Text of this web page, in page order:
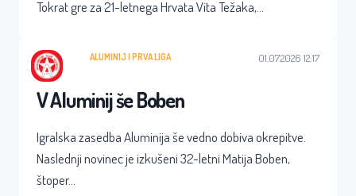
Tokrat gre za 21-letnega Hrvata Vita Težaka,…
ALUMINIJ | PRVA LIGA 01.07.2026 12:17
V Aluminij še Boben
Igralska zasedba Aluminija še vedno dobiva okrepitve.
Naslednji novinec je izkušeni 32-letni Matija Boben,
štoper…